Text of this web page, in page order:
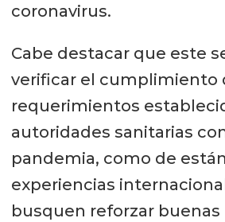
coronavirus.
Cabe destacar que este
verificar el cumplimiento
requerimientos
autoridades sanitarias
pandemia, como de
experiencias
busquen reforzar buenas